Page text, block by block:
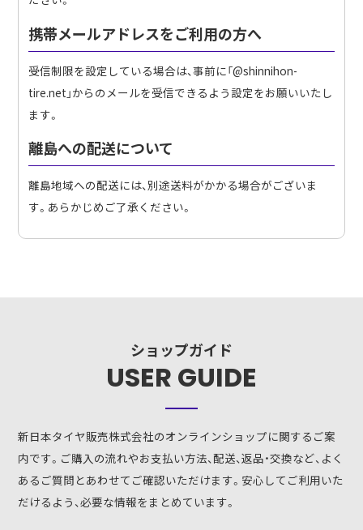
携帯メールアドレスをご利用の方へ
受信制限を設定している場合は、事前に「@shinnihon-
tire.net」からのメールを受信できるよう設定をお願いいたし
ます。
離島への配送について
離島地域への配送には、別途送料がかかる場合がございま
す。あらかじめご了承ください。
ショップガイド
USER GUIDE
新日本タイヤ販売株式会社のオンラインショップに関するご案
内です。ご購入の流れやお支払い方法、配送、返品・交換など、よく
あるご質問とあわせてご確認いただけます。安心してご利用いた
だけるよう、必要な情報をまとめています。